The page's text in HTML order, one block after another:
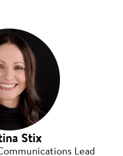
Stix
Lead